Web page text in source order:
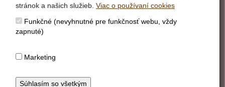
O webstránke
Správca obsahu
Vyhlásenie o cookies
stránok a našich služieb. Viac o používaní cookies
Funkčné (nevyhnutné pre funkčnosť webu, vždy
zapnuté)
Marketing